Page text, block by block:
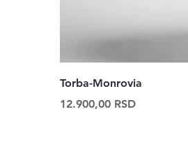
Torba-Monrovia
Price
12.900,00 RSD